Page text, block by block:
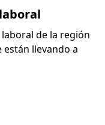
de la región
llevando a